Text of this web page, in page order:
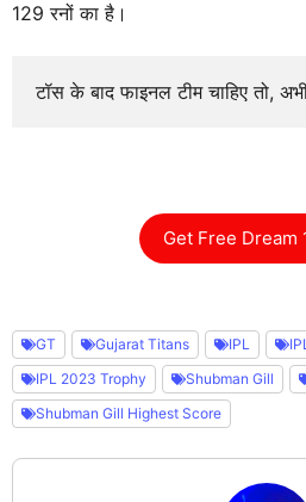
129 रनों का है।
टॉस के बाद फाइनल टीम चाहिए
Get Free Dream
GT Gujarat Titans IPL
IPL 2023 Trophy
Shubman Gill
Shubman Gill Highest Score